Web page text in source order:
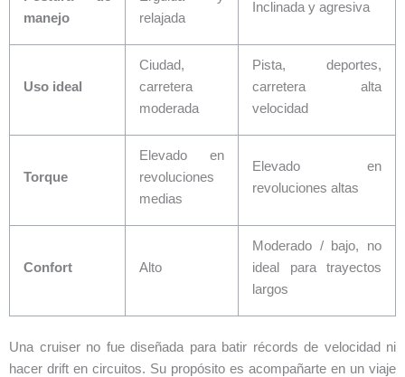
manejo
relajada
Inclinada y agresiva
Uso ideal
Ciudad,
carretera
moderada
Pista, deportes,
carretera alta
velocidad
Torque
Elevado en
revoluciones
medias
Elevado en
revoluciones altas
Confort Alto
Moderado / bajo, no
ideal para trayectos
largos
Una cruiser no fue diseñada para batir récords de velocidad ni
hacer drift en circuitos. Su propósito es acompañarte en un viaje